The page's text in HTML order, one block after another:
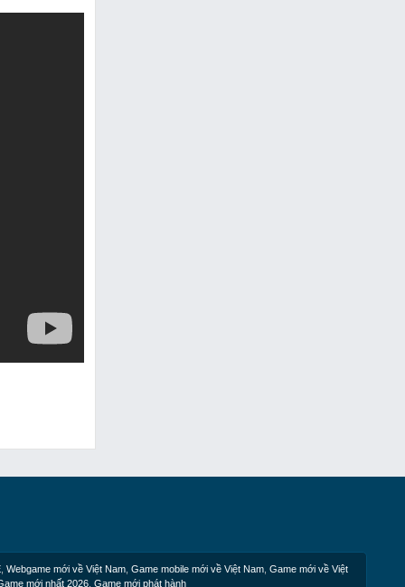
Webgame mới về Việt Nam Game mobile mới về Việt Nam Game mới về Việt
mới nhất 2026 Game mới phát hành